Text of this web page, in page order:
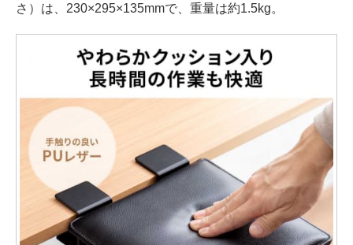
さ）は、230×295×135mmで、重量は約1.5kg。